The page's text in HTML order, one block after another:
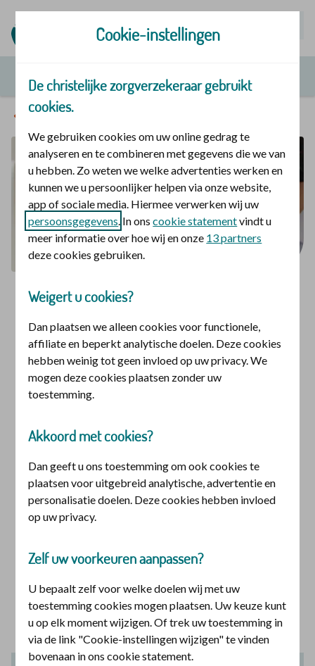
Service en contact
De christelijke | Zorgcoach
De christelijke | Zorgcoach helpt en
begeleidt. Door ziekenhuizen te
met u te bespreken. Meer weten
over wijkverpleging of het pgb?
Ook dan bent u bij de zorgcoach
aan het juiste adres. Zo helpen we u
past.
Cookie-instellingen
De christelijke zorgverzekeraar gebruikt
cookies.
We gebruiken cookies om uw online gedrag te
analyseren en te combineren met gegevens die we van
u hebben. Zo weten we welke advertenties werken en
kunnen we u persoonlijker helpen via onze website,
app of sociale media. Hiermee verwerken wij uw
persoonsgegevens. In onscookie statementvindt u
meer informatie over hoe wij en onze 13 partners
deze cookies gebruiken.
Weigert u cookies?
Dan plaatsen we alleen cookies voor functionele,
affiliate en beperkt analytische doelen. Deze cookies
hebben weinig tot geen invloed op uw privacy. We
mogen deze cookies plaatsen zonder uw
toestemming.
Akkoord met cookies?
Dan geeft u ons toestemming om ook cookies te
plaatsen voor uitgebreid analytische, advertentie en
personalisatie doelen. Deze cookies hebben invloed
op uw privacy.
Zelf uw voorkeuren aanpassen?
U bepaalt zelf voor welke doelen wij met uw
toestemming cookies mogen plaatsen. Uw keuze kunt
u op elk moment wijzigen. Of trek uw toestemming in
via de link "Cookie-instellingen wijzigen" te vinden
bovenaan in ons cookie statement.